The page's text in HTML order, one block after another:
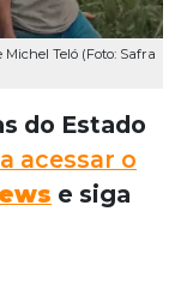
Teló (Foto: Safra
do Estado
acessar o
e siga